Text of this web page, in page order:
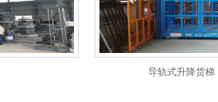
导轨式升降货梯